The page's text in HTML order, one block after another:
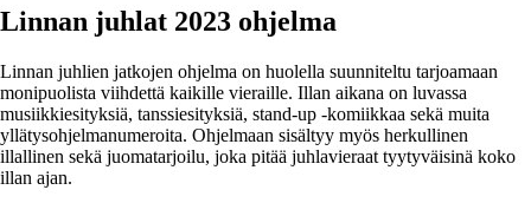
Linnan juhlat 2023 ohjelma
Linnan juhlien jatkojen ohjelma on huolella suunniteltu tarjoamaan
monipuolista viihdettä kaikille vieraille. Illan aikana on luvassa
musiikkiesityksiä, tanssiesityksiä, stand-up -komiikkaa sekä muita
yllätysohjelmanumeroita. Ohjelmaan sisältyy myös herkullinen
illallinen sekä juomatarjoilu, joka pitää juhlavieraat tyytyväisinä koko
illan ajan.